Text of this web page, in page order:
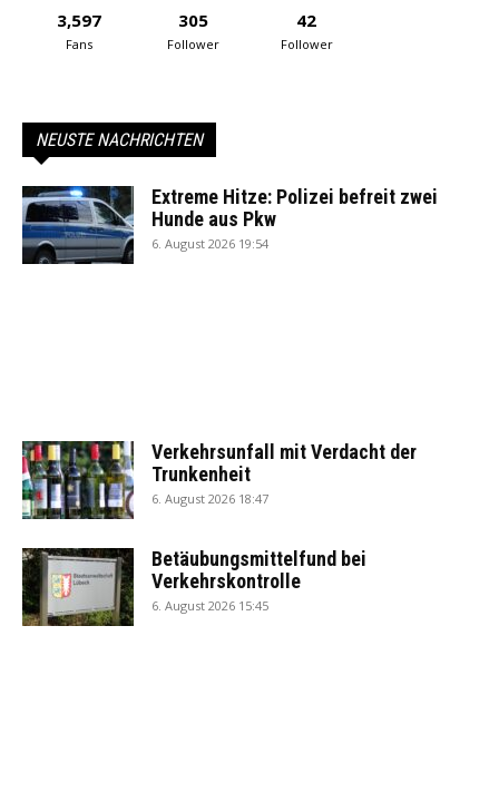
3,597
Fans
305
Follower
42
Follower
NEUSTE NACHRICHTEN
Extreme Hitze: Polizei befreit zwei
Hunde aus Pkw
6. August 2026 19:54
Verkehrsunfall mit Verdacht der
Trunkenheit
6. August 2026 18:47
Betäubungsmittelfund bei
Verkehrskontrolle
6. August 2026 15:45